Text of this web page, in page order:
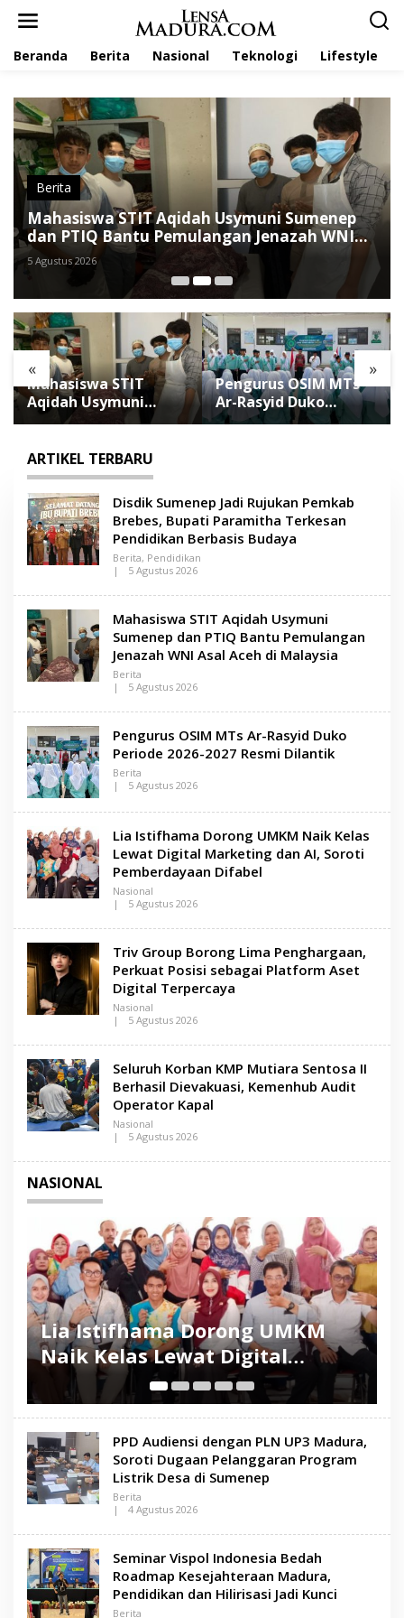
Beranda Berita Nasional Teknologi Lifestyle
Berita
Mahasiswa STIT Aqidah Usymuni Sumenep
dan PTIQ Bantu Pemulangan Jenazah WNI
Asal Aceh di Malaysia
5 Agustus 2026
« »
Mahasiswa STIT
Aqidah Usymuni
Sumenep dan PTIQ
Jenazah WNI Asal
Aceh di Malaysia
Pengurus OSIM MTs
Ar-Rasyid Duko
Periode 2026-2027
ARTIKEL TERBARU
L
e
n
s
a
d
u
r
a
Disdik Sumenep Jadi Rujukan Pemkab
Brebes, Bupati Paramitha Terkesan
Pendidikan Berbasis Budaya
Berita, Pendidikan
|
5 Agustus 2026
L
H
L
E
N
S
A
M
A
U
R
A
Mahasiswa STIT Aqidah Usymuni
Sumenep dan PTIQ Bantu Pemulangan
Jenazah WNI Asal Aceh di Malaysia
Berita
|
5 Agustus 2026
L
H
L
E
N
M
D
U
A
Pengurus OSIM MTs Ar-Rasyid Duko
Periode 2026-2027 Resmi Dilantik
Berita
|
5 Agustus 2026
L
H
L
E
N
S
A
M
U
A
Lia Istifhama Dorong UMKM Naik Kelas
Lewat Digital Marketing dan AI, Soroti
Pemberdayaan Difabel
Nasional
|
5 Agustus 2026
L
H
L
E
N
S
A
M
A
U
R
A
Triv Group Borong Lima Penghargaan,
Perkuat Posisi sebagai Platform Aset
Digital Terpercaya
Nasional
|
5 Agustus 2026
L
H
L
E
N
S
A
M
A
Seluruh Korban KMP Mutiara Sentosa II
Berhasil Dievakuasi, Kemenhub Audit
Operator Kapal
Nasional
|
5 Agustus 2026
L
N
S
A
M
D
U
R
A
NASIONAL
Triv Group Borong Lima
Penghargaan, Perkuat Posisi
sebagai Platform Aset Digital
Terpercaya
PPD Audiensi dengan PLN UP3 Madura,
Soroti Dugaan Pelanggaran Program
Listrik Desa di Sumenep
Berita
|
4 Agustus 2026
L
H
L
E
N
S
Seminar Vispol Indonesia Bedah
Roadmap Kesejahteraan Madura,
Pendidikan dan Hilirisasi Jadi Kunci
Berita